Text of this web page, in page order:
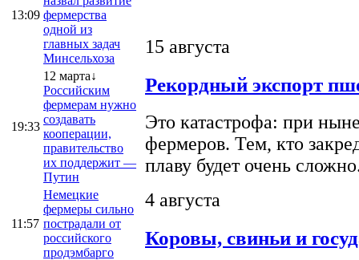
13:09 фермерства
одной из
главных задач
Минсельхоза
19:33
12 марта↓
Российским
фермерам нужно
создавать
кооперации,
правительство
их поддержит —
Путин
11:57
Немецкие
фермеры сильно
пострадали от
российского
продэмбарго
15 августа
Рекордный экспорт
Это катастрофа: при
фермеров. Тем, кто
плаву будет очень
4 августа
Коровы, свиньи и